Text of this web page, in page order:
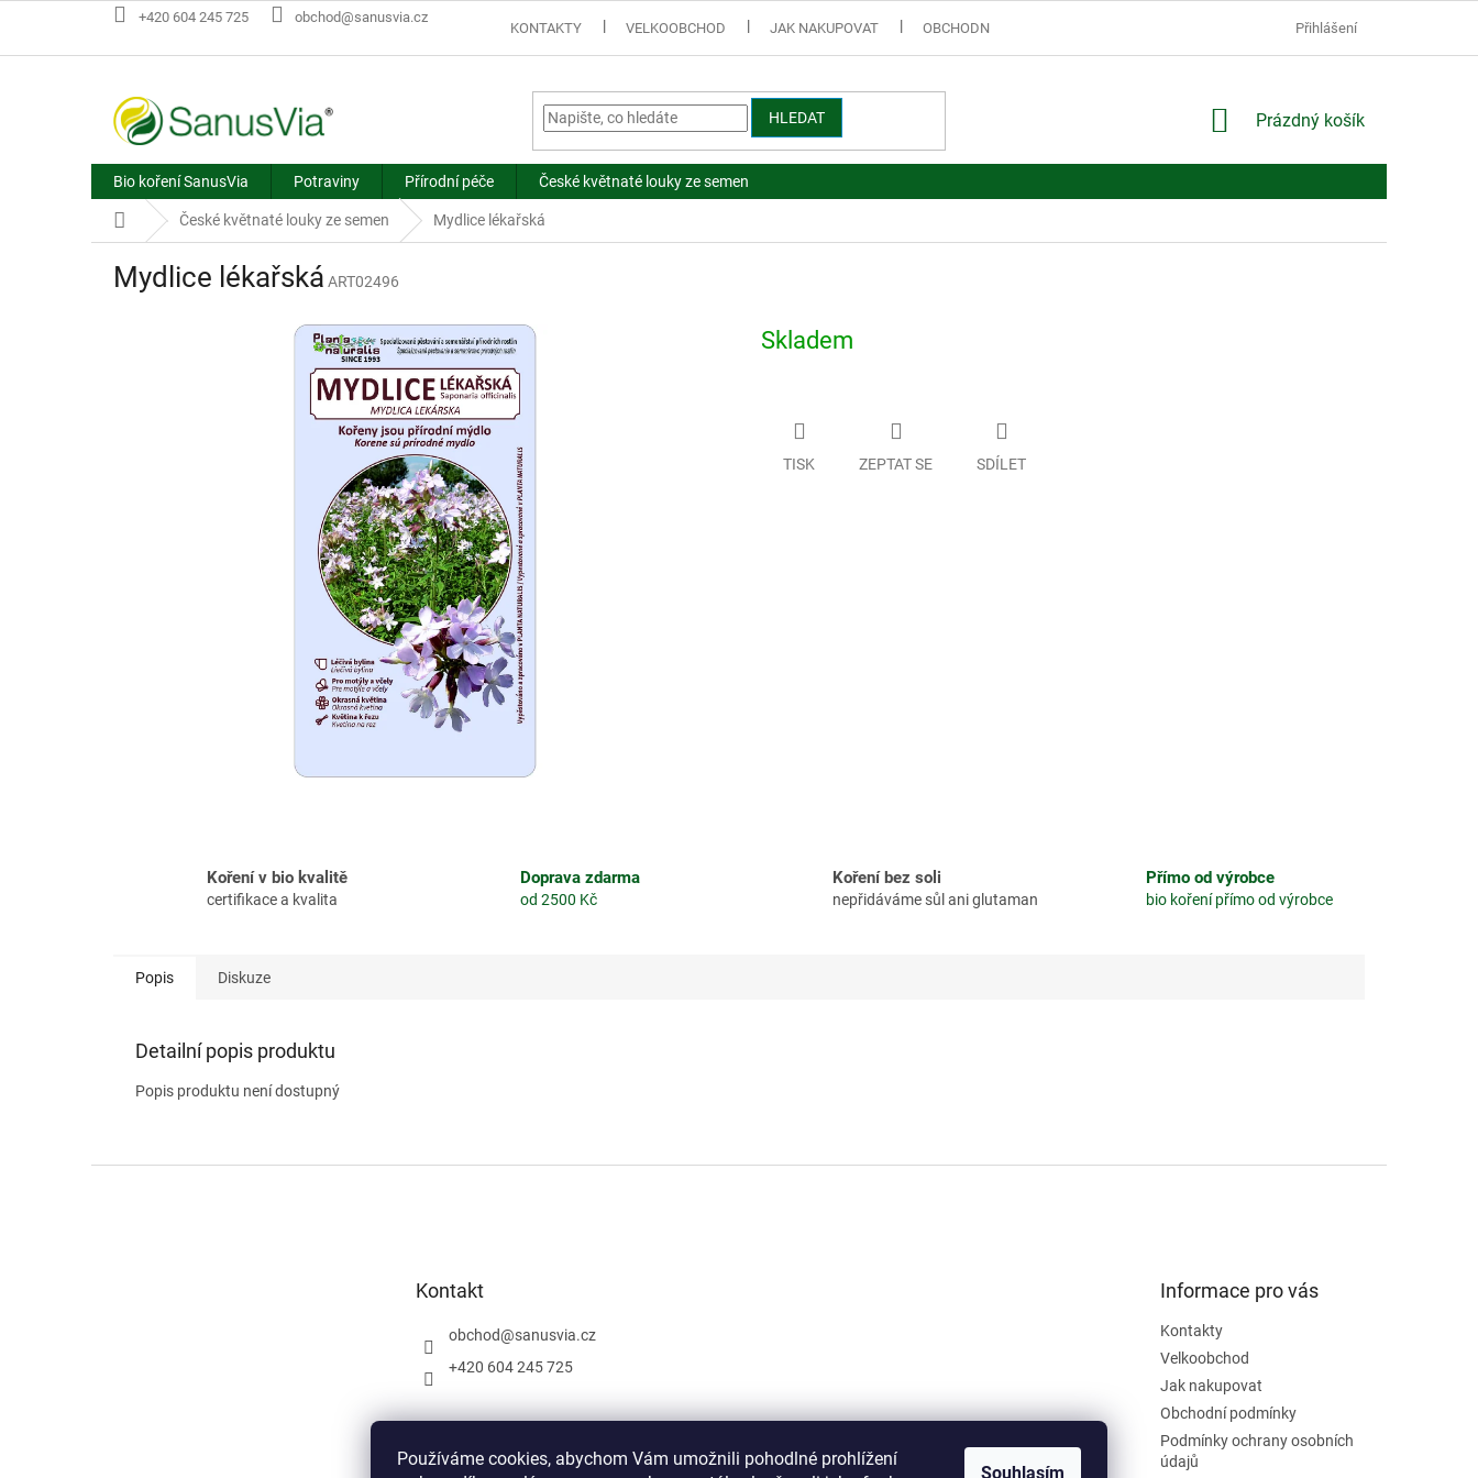
Používáme cookies, abychom Vám umožnili pohodlné prohlížení
Souhlasím
+420 604 245 725 obchod@sanusvia.cz
KONTAKTY VELKOOBCHOD JAK NAKUPOVAT OBCHODNÍ PODMÍNKY PODMÍNKY OCHRANY OSOBNÍCH ÚDAJŮ
Přihlášení
HLEDAT
NÁKUPNÍ
Prázdný košík
Bio koření SanusVia Potraviny Přírodní péče České květnaté louky ze semen
Domů České květnaté louky ze semen Mydlice lékařská
Mydlice lékařská ART02496
Skladem
TISK ZEPTAT SE SDÍLET
Koření v bio kvalitě
certifikace a kvalita
Doprava zdarma
od 2500 Kč
Koření bez soli
nepřidáváme sůl ani glutaman
Přímo od výrobce
bio koření přímo od výrobce
Popis Diskuze
Detailní popis produktu
Popis produktu není dostupný
Kontakt
obchod@sanusvia.cz
+420 604 245 725
Informace pro vás
Kontakty
Velkoobchod
Jak nakupovat
Obchodní podmínky
Podmínky ochrany osobních
údajů